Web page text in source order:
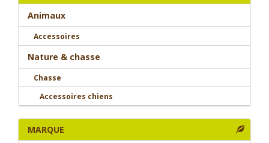
Animaux
Accessoires
Nature & chasse
Chasse
Accessoires chiens
MARQUE